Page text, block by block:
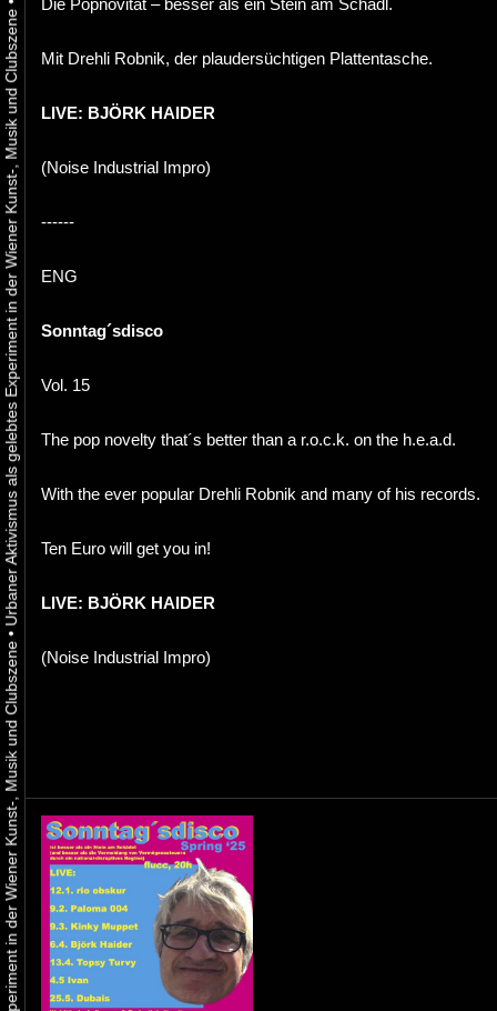
•
Urbaner Aktivismus als gelebtes Experiment in der Wiener Kunst-, Musik und Clubszene
Die Popnovität – besser als ein Stein am Schädl.
Mit Drehli Robnik, der plaudersüchtigen Plattentasche.
LIVE: BJÖRK HAIDER
(Noise Industrial Impro)
------
ENG
Sonntag´sdisco
Vol. 15
The pop novelty that´s better than a r.o.c.k. on the h.e.a.d.
With the ever popular Drehli Robnik and many of his records.
Ten Euro will get you in!
LIVE: BJÖRK HAIDER
(Noise Industrial Impro)